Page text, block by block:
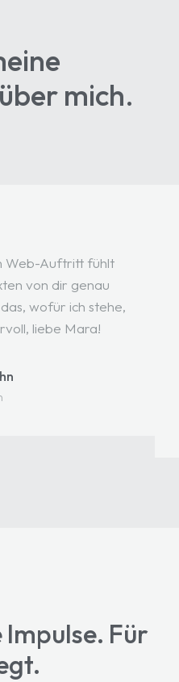
mich.
Web-Auftritt fühlt
von dir genau
wofür ich stehe,
liebe Mara!
Für